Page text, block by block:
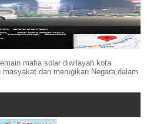
mafia solar diwilayah kota
dan merugikan Negara,dalam